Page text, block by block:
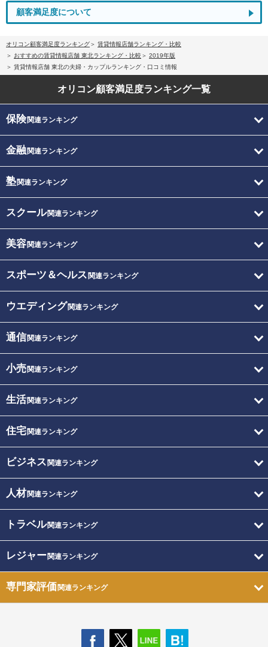
顧客満足度について
オリコン顧客満足度ランキング
賃貸情報店舗ランキング・比較
おすすめの賃貸情報店舗 東北ランキング・比較
2019年版
賃貸情報店舗 東北の夫婦・カップルランキング・口コミ情報
オリコン顧客満足度ランキング一覧
保険関連ランキング
金融関連ランキング
塾関連ランキング
スクール関連ランキング
美容関連ランキング
スポーツ＆ヘルス 関連ランキング
ウエディング関連ランキング
通信関連ランキング
小売関連ランキング
生活関連ランキング
住宅関連ランキング
ビジネス 関連ランキング
人材関連ランキング
トラベル関連ランキング
レジャー関連ランキング
専門家評価関連ランキング